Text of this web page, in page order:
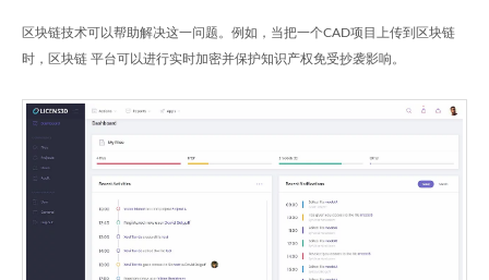
区块链技术可以帮助解决这一问题。例如，当把一个CAD项目上传到区块链
时，区块链 平台可以进行实时加密并保护知识产权免受抄袭影响。